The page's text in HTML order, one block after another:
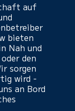
auf
bieten
Nah und
den
sorgen
wird -
an Bord